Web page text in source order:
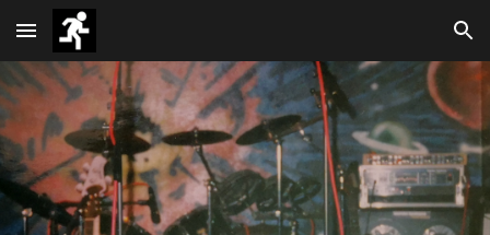
Skip to main content Skip to navigation